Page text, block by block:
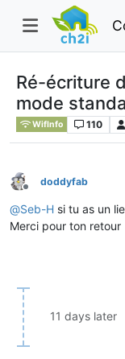
Ré-écriture
mode
WifInfo 110
Offline
doddyfab
@Seb-H si tu as un
Merci pour ton retour
11 days later